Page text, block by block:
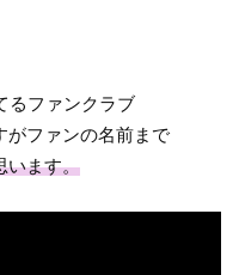
るファンクラブ
がファンの名前まで
います。